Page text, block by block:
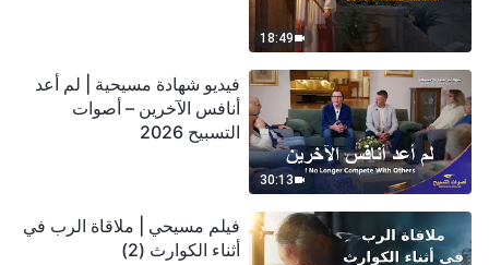
18:49
30:13
فيديو شهادة مسيحية | لم أعد
أنافس الآخرين – أصوات
التسبيح 2026
فيلم مسيحي | ملاقاة الرب في
أثناء الكوارث (2)